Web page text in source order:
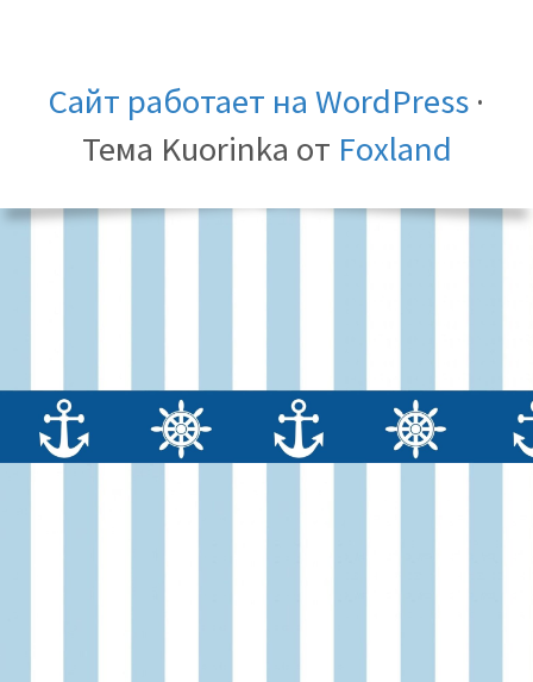
Сайт работает на WordPress ·
Тема Kuorinka от Foxland